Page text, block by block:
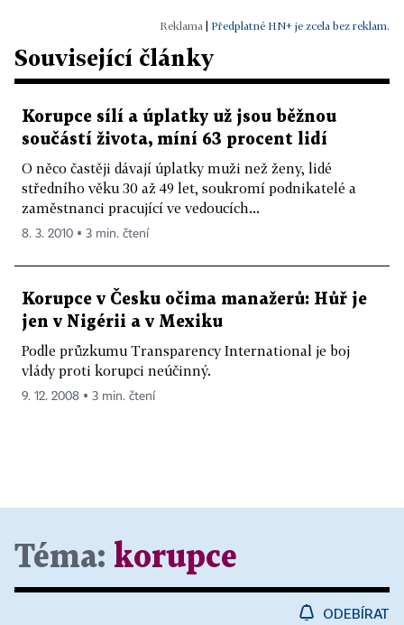
Předplatné HN+ je zcela bez reklam.
Související články
Korupce sílí a úplatky už jsou běžnou
součástí života, míní 63 procent lidí
O něco častěji dávají úplatky muži než ženy, lidé
středního věku 30 až 49 let, soukromí podnikatelé a
zaměstnanci pracující ve vedoucích...
8. 3. 2010 ▪ 3 min. čtení
Korupce v Česku očima manažerů: Hůř je
jen v Nigérii a v Mexiku
Podle průzkumu Transparency International je boj
vlády proti korupci neúčinný.
9. 12. 2008 ▪ 3 min. čtení
Téma: korupce
ODEBÍRAT